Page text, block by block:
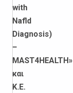
with
Nafld
Diagnosis)
–
MAST4HEALTH»
και
Κ.Ε.